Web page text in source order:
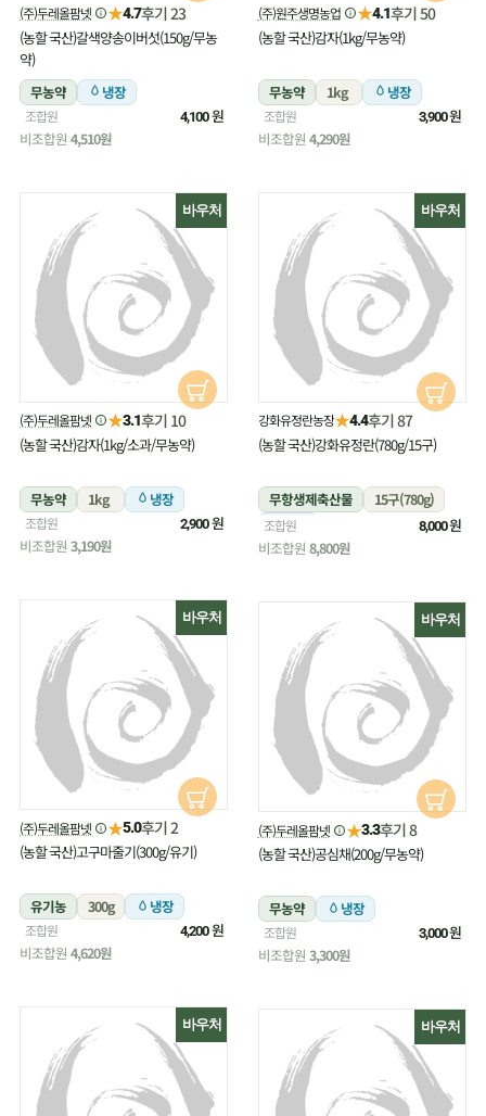
(주)두레올팜넷 ★4.7후기 23
(농할 국산)갈색양송이버섯(150g/무농
약)
무농약
냉장
조합원 4,100원
비조합원 4,510원
(주)원주생명농업 ★4.1후기 50
(농할 국산)감자(1kg/무농약)
무농약 1kg 냉장
조합원 3,900원
비조합원 4,290원
바우처
(주)두레올팜넷 ★3.1후기 10
(농할 국산)감자(1kg/소과/무농약)
무농약 1kg 냉장
조합원 2,900원
비조합원 3,190원
바우처
강화유정란농장★4.4후기 87
(농할 국산)강화유정란(780g/15구)
무항생제축산물
15구(780g)
냉장
조합원 8,000원
비조합원 8,800원
바우처
(주)두레올팜넷 ★5.0후기 2
(농할 국산)고구마줄기(300g/유기)
유기농 300g 냉장
조합원 4,200원
비조합원 4,620원
바우처
(주)두레올팜넷 ★3.3후기 8
(농할 국산)공심채(200g/무농약)
무농약 냉장
조합원 3,000원
비조합원 3,300원
바우처 바우처